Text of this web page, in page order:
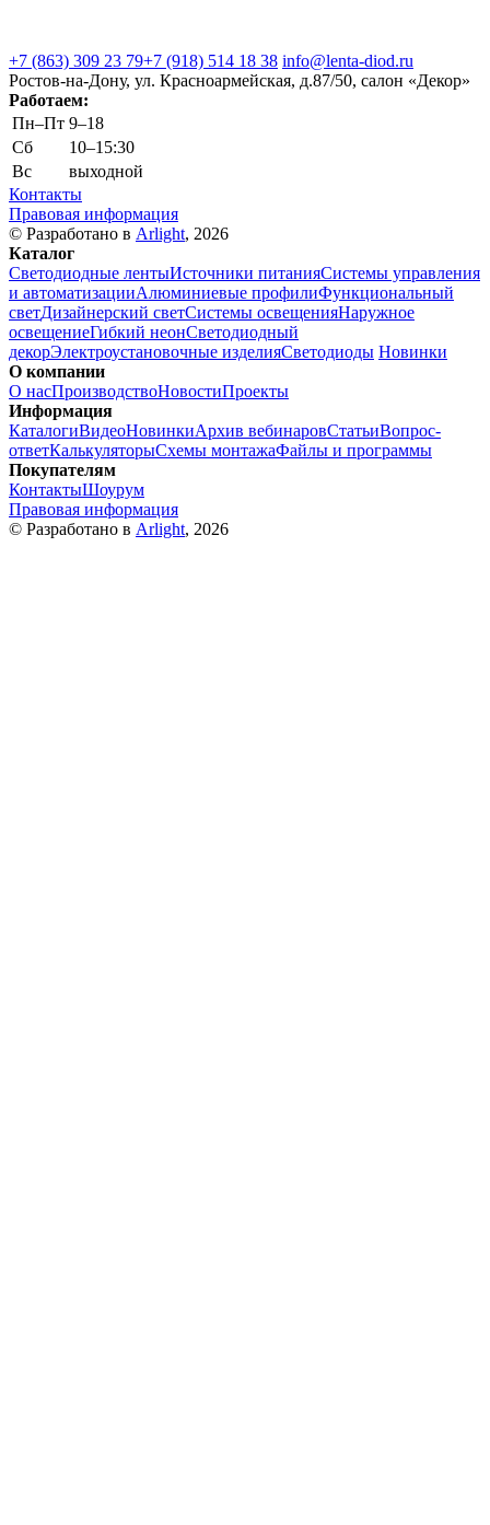
+7 (863) 309 23 79+7 (918) 514 18 38 info@lenta-diod.ru
Ростов-на-Дону, ул. Красноармейская, д.87/50, салон «Декор»
Работаем:
Пн–Пт 9–18
Сб
10–15:30
Вс
выходной
Контакты
Правовая информация
© Разработано в Arlight, 2026
Каталог
Светодиодные лентыИсточники питанияСистемы управления
и автоматизацииАлюминиевые профилиФункциональный
светДизайнерский светСистемы освещенияНаружное
освещениеГибкий неонСветодиодный
декорЭлектроустановочные изделияСветодиоды Новинки
О компании
О насПроизводствоНовостиПроекты
Информация
КаталогиВидеоНовинкиАрхив вебинаровСтатьиВопрос-
ответКалькуляторыСхемы монтажаФайлы и программы
Покупателям
КонтактыШоурум
Правовая информация
© Разработано в Arlight, 2026